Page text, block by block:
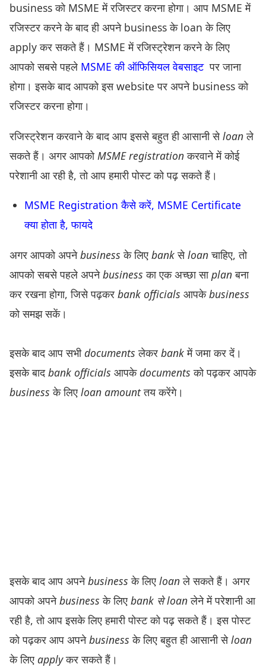
business को MSME में रजिस्टर करना होगा। आप MSME में
रजिस्टर करने के बाद ही अपने business के loan के लिए
apply कर सकते हैं। MSME में रजिस्ट्रेशन करने के लिए
आपको सबसे पहले MSME की ऑफिसियल वेबसाइटपर जाना
होगा। इसके बाद आपको इस website पर अपने business को
रजिस्टर करना होगा।
रजिस्ट्रेशन करवाने के बाद आप इससे बहुत ही आसानी सेloanले
सकते हैं। अगर आपको MSME registrationकरवाने में कोई
परेशानी आ रही है, तो आप हमारी पोस्ट को पढ़ सकते हैं।
MSME Registration कैसे करें, MSME Certificate
क्या होता है, फायदे
अगर आपको अपनेbusiness के लिए bankसेloanचाहिए, तो
आपको सबसे पहले अपनेbusiness का एक अच्छा साplanबना
कर रखना होगा, जिसे पढ़कर bank officials आपकेbusiness
को समझ सकें।
इसके बाद आप सभीdocuments लेकर bankमें जमा कर दें।
इसके बादbank officials आपकेdocuments को पढ़कर आपके
business के लिए loan amountतय करेंगे।
इसके बाद आप अपनेbusiness के लिए loanले सकते हैं। अगर
आपको अपनेbusiness के लिए bank से loanलेने में परेशानी आ
रही है, तो आप इसके लिए हमारी पोस्ट को पढ़ सकते हैं। इस पोस्ट
को पढ़कर आप अपनेbusiness के लिए बहुत ही आसानी सेloan
के लिए applyकर सकते हैं।